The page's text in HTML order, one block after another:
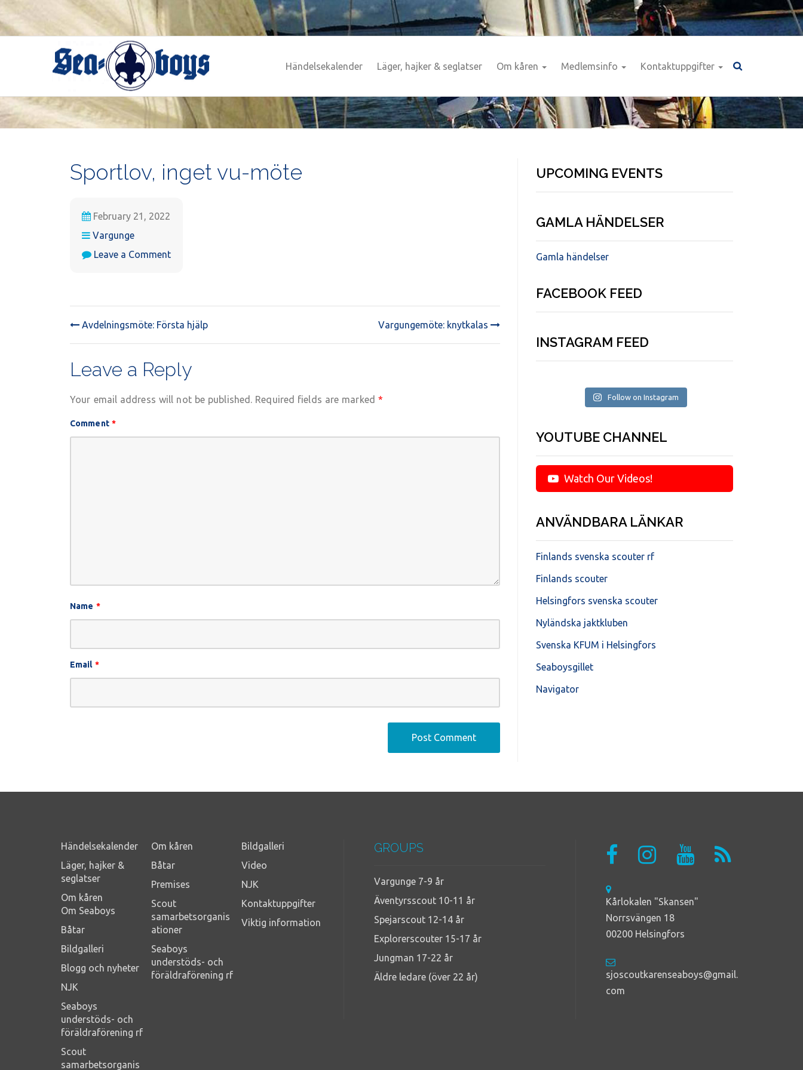
to
content
Händelsekalender Läger, hajker & seglatser Om kåren Medlemsinfo Kontaktuppgifter
Sportlov, inget vu-möte
February 21, 2022
Vargunge
Leave a Commenton
möte
POST
NAVIGATION
Avdelningsmöte: Första hjälp Vargungemöte: knytkalas
Leave a Reply
Your email address will not be published. Required fields are marked *
Comment *
Name *
Email *
UPCOMING EVENTS
GAMLA HÄNDELSER
Gamla händelser
FACEBOOK FEED
INSTAGRAM FEED
Follow on Instagram
YOUTUBE CHANNEL
Watch Our Videos!
ANVÄNDBARA LÄNKAR
Finlands svenska scouter rf
Finlands scouter
Helsingfors svenska scouter
Nyländska jaktkluben
Svenska KFUM i Helsingfors
Seaboysgillet
Navigator
Händelsekalender
Läger, hajker &
seglatser
Om kåren
Om Seaboys
Båtar
Bildgalleri
Blogg och nyheter
NJK
Seaboys
understöds- och
föräldraförening rf
Scout
samarbetsorganis
Om kåren
Båtar
Premises
Scout
samarbetsorganis
ationer
Seaboys
understöds- och
föräldraförening rf
Bildgalleri
Video
NJK
Kontaktuppgifter
Viktig information
GROUPS
Vargunge 7-9 år
Äventyrsscout 10-11 år
Spejarscout 12-14 år
Explorerscouter 15-17 år
Jungman 17-22 år
Äldre ledare (över 22 år)
Kårlokalen "Skansen"
Norrsvängen 18
00200 Helsingfors
sjoscoutkarenseaboys@gmail.
com